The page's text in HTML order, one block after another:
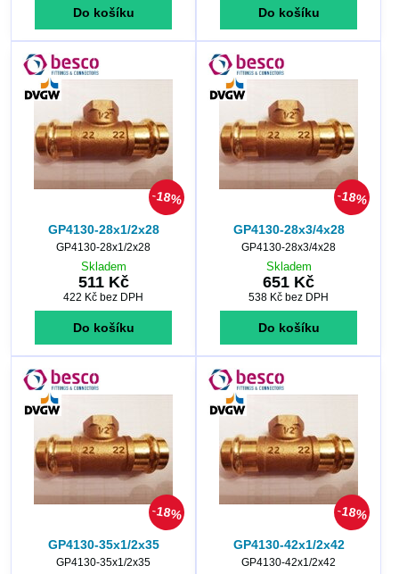
Do košíku Do košíku
18%
GP4130-28x1/2x28
GP4130-28x1/2x28
Skladem
511 Kč
422 Kč bez DPH
Do košíku
18%
GP4130-28x3/4x28
GP4130-28x3/4x28
Skladem
651 Kč
538 Kč bez DPH
Do košíku
18%
GP4130-35x1/2x35
GP4130-35x1/2x35
18%
GP4130-42x1/2x42
GP4130-42x1/2x42